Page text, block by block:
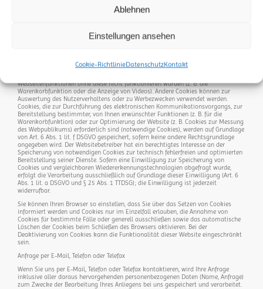
Ablehnen
Einstellungen ansehen
Cookie-RichtlinieDatenschutzKontakt
entweder vorübergehend für die Dauer einer Sitzung (Session-Cookies) oder
dauerhaft (permanente Cookies) auf Ihrem Endgerät gespeichert. Session-Cookies
automatische Löschung durch Ihren Webbrowser erfolgt. Cookies können von uns
Dienstleistungen von Drittunternehmen innerhalb von Webseiten (z. B. Cookies zur
Abwicklung von Zahlungsdienstleistungen). Cookies haben verschiedene
Webseitenfunktionen ohne diese nicht funktionieren würden (z. B. die
Warenkorbfunktion oder die Anzeige von Videos). Andere Cookies können zur
Auswertung des Nutzerverhaltens oder zu Werbezwecken verwendet werden.
Cookies, die zur Durchführung des elektronischen Kommunikationsvorgangs, zur
Bereitstellung bestimmter, von Ihnen erwünschter Funktionen (z. B. für die
Warenkorbfunktion) oder zur Optimierung der Website (z. B. Cookies zur Messung
des Webpublikums) erforderlich sind (notwendige Cookies), werden auf Grundlage
von Art. 6 Abs. 1 lit. f DSGVO gespeichert, sofern keine andere Rechtsgrundlage
angegeben wird. Der Websitebetreiber hat ein berechtigtes Interesse an der
Speicherung von notwendigen Cookies zur technisch fehlerfreien und optimierten
Bereitstellung seiner Dienste. Sofern eine Einwilligung zur Speicherung von
Cookies und vergleichbaren Wiedererkennungstechnologien abgefragt wurde,
erfolgt die Verarbeitung ausschließlich auf Grundlage dieser Einwilligung (Art. 6
Abs. 1 lit. a DSGVO und § 25 Abs. 1 TTDSG); die Einwilligung ist jederzeit
widerrufbar.
Sie können Ihren Browser so einstellen, dass Sie über das Setzen von Cookies
informiert werden und Cookies nur im Einzelfall erlauben, die Annahme von
Cookies für bestimmte Fälle oder generell ausschließen sowie das automatische
Löschen der Cookies beim Schließen des Browsers aktivieren. Bei der
Deaktivierung von Cookies kann die Funktionalität dieser Website eingeschränkt
sein.
Anfrage per E-Mail, Telefon oder Telefax
Wenn Sie uns per E-Mail, Telefon oder Telefax kontaktieren, wird Ihre Anfrage
inklusive aller daraus hervorgehenden personenbezogenen Daten (Name, Anfrage)
zum Zwecke der Bearbeitung Ihres Anliegens bei uns gespeichert und verarbeitet.